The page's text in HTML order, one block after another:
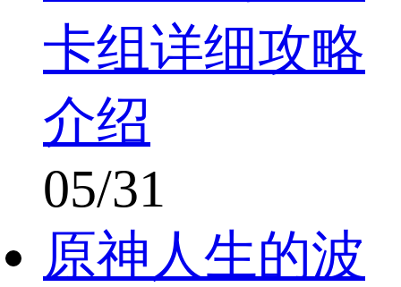
卡组详细攻略
介绍
05/31
原神人生的波